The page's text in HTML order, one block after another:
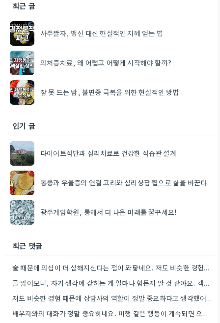
최근 글
사주팔자, 맹신 대신 현실적인 지혜 얻는 법
의처증치료, 왜 어렵고 어떻게 시작해야 할까?
잠 못 드는 밤, 불면증 극복을 위한 현실적인 방법
인기 글
다이어트식단과 심리치료로 건강한 식습관 설계
통풍과 우울증의 연결 고리와 심리상담 팁으로 삶을 바꾼다.
광주게임학원, 통해서 더 나은 미래를 꿈꾸세요!
최근 댓글
술 때문에 의심이 더 심해지신다는 점이 와닿네요. 저도 비슷한 경험이 있어서 전문가의 도움을 받는 게…
글 읽어보니, 자기 생각에 갇히는 게 얼마나 힘든지 알 것 같아요. 객관적으로 판단하는 게 쉽지…
저도 비슷한 경험 때문에 상담사의 역할이 정말 중요하다고 생각했어요. 망상을 객관적으로 볼 수 있게 돕는…
배우자와의 대화가 정말 중요하네요. 미행 같은 행동이 계속되면 오히려 관계가 더 악화될 수 있을 것…